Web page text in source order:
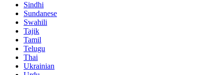
Sindhi
Sundanese
Swahili
Tajik
Tamil
Telugu
Thai
Ukrainian